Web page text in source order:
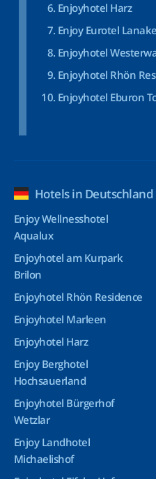
Enjoyhotel Harz
Enjoy Eurotel
Enjoyhotel
Enjoyhotel Rhön
Enjoyhotel Eburon
Hotels in Deutschland
Enjoy Wellnesshotel
Aqualux
Enjoyhotel am Kurpark
Brilon
Enjoyhotel Rhön Residence
Enjoyhotel Marleen
Enjoyhotel Harz
Enjoy Berghotel
Hochsauerland
Enjoyhotel Bürgerhof
Wetzlar
Enjoy Landhotel
Michaelishof